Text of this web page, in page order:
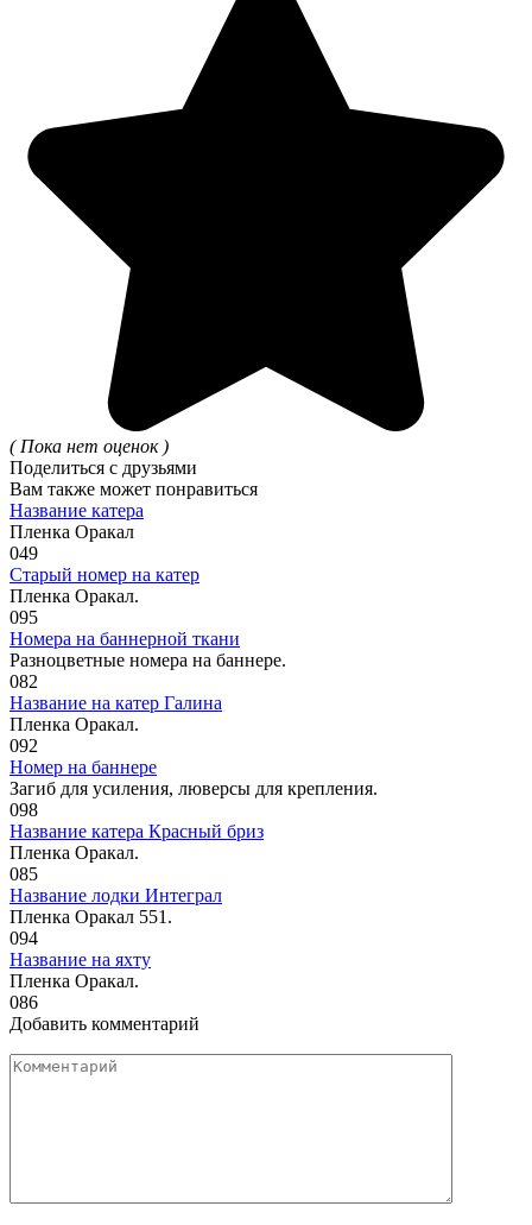
( Пока нет оценок )
Поделиться с друзьями
Вам также может понравиться
Название катера
Пленка Оракал
049
Старый номер на катер
Пленка Оракал.
095
Номера на баннерной ткани
Разноцветные номера на баннере.
082
Название на катер Галина
Пленка Оракал.
092
Номер на баннере
Загиб для усиления, люверсы для крепления.
098
Название катера Красный бриз
Пленка Оракал.
085
Название лодки Интеграл
Пленка Оракал 551.
094
Название на яхту
Пленка Оракал.
086
Добавить комментарий
Комментарий